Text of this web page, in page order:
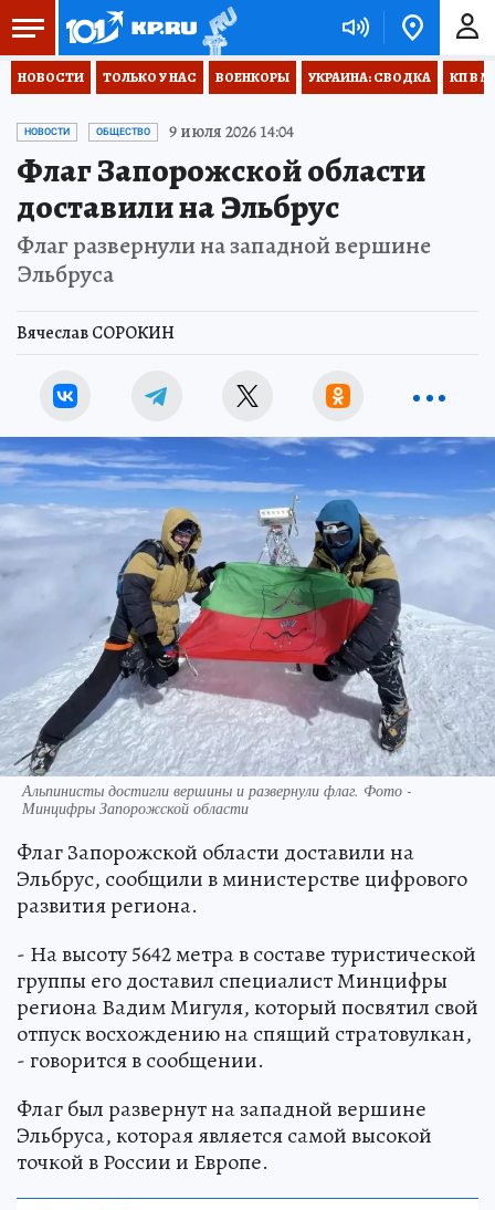
НОВОСТИ ТОЛЬКО У НАС ВОЕНКОРЫ УКРАИНА: СВОДКА КП В
НОВОСТИ ОБЩЕСТВО 9 июля 2026 14:04
Флаг Запорожской области
доставили на Эльбрус
Флаг развернули на западной вершине
Эльбруса
Вячеслав СОРОКИН
Альпинисты достигли вершины и развернули флаг. Фото -
Минцифры Запорожской области
Флаг Запорожской области доставили на
Эльбрус, сообщили в министерстве цифрового
развития региона.
- На высоту 5642 метра в составе туристической
группы его доставил специалист Минцифры
региона Вадим Мигуля, который посвятил свой
отпуск восхождению на спящий стратовулкан,
- говорится в сообщении.
Флаг был развернут на западной вершине
Эльбруса, которая является самой высокой
точкой в России и Европе.